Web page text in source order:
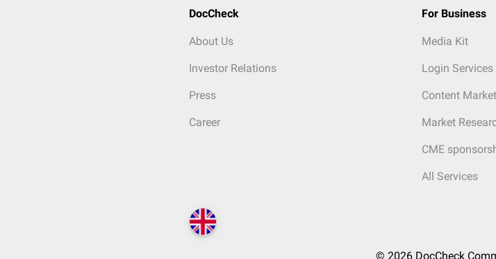
DocCheck
About Us
Investor Relations
Press
Career
For Business
Media Kit
Login Services
Content
Market
CME
All Services
© 2026 DocCheck